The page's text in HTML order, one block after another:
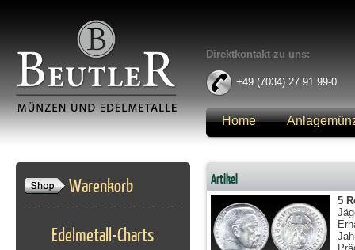
Direktkontakt zu uns:
+49 (7034) 27 91 99-0
Home
Warenkorb
Edelmetall-Charts
Artikel
5